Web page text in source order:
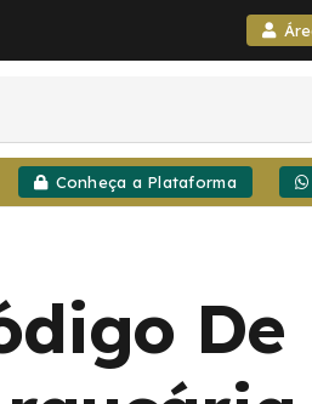
Conheça a Plataforma
De